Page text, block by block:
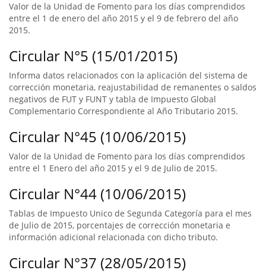
Valor de la Unidad de Fomento para los días comprendidos
entre el 1 de enero del año 2015 y el 9 de febrero del año
2015.
Circular N°5 (15/01/2015)
Informa datos relacionados con la aplicación del sistema de
corrección monetaria, reajustabilidad de remanentes o saldos
negativos de FUT y FUNT y tabla de Impuesto Global
Complementario Correspondiente al Año Tributario 2015.
Circular N°45 (10/06/2015)
Valor de la Unidad de Fomento para los días comprendidos
entre el 1 Enero del año 2015 y el 9 de Julio de 2015.
Circular N°44 (10/06/2015)
Tablas de Impuesto Unico de Segunda Categoría para el mes
de Julio de 2015, porcentajes de corrección monetaria e
información adicional relacionada con dicho tributo.
Circular N°37 (28/05/2015)